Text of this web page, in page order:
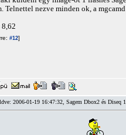
Telnettel nezve minden ok, a
8,62
#12]
2006-01-19 16:47:32, Sagem Dbox2 és Diseq